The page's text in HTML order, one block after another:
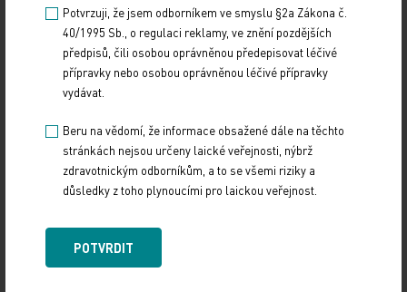
POLITIKA FINANCE
Sdílejte článek
Potvrzuji, že jsem odborníkem ve smyslu §2a Zákona č.
40/1995 Sb., o regulaci reklamy, ve znění pozdějších
předpisů, čili osobou oprávněnou předepisovat léčivé
přípravky nebo osobou oprávněnou léčivé přípravky
vydávat.
Beru na vědomí, že informace obsažené dále na těchto
stránkách nejsou určeny laické veřejnosti, nýbrž
zdravotnickým odborníkům, a to se všemi riziky a
důsledky z toho plynoucími pro laickou veřejnost.
POTVRDIT